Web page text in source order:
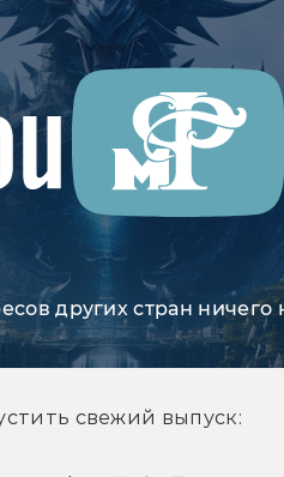
других стран ничего
свежий выпуск: